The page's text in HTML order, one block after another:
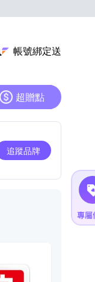
帳號綁定送
超贈點
追蹤品牌